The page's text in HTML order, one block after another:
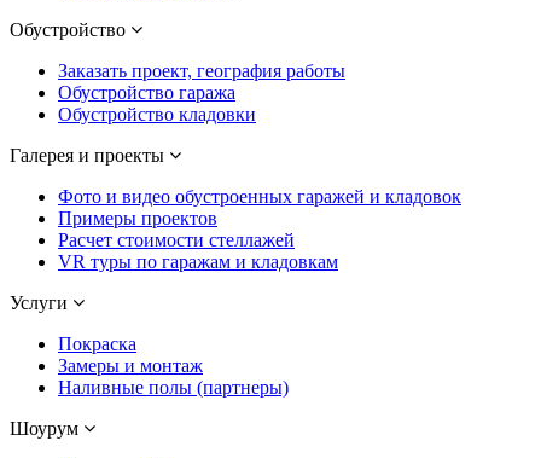
Обустройство
Заказать проект, география работы
Обустройство гаража
Обустройство кладовки
Галерея и проекты
Фото и видео обустроенных гаражей и кладовок
Примеры проектов
Расчет стоимости стеллажей
VR туры по гаражам и кладовкам
Услуги
Покраска
Замеры и монтаж
Наливные полы (партнеры)
Шоурум